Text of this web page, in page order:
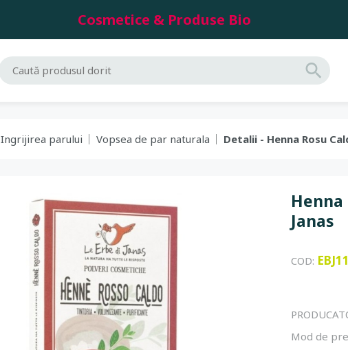
Cosmetice & Produse Bio
Ingrijirea parului Vopsea de par naturala Detalii - Henna Rosu
Henna
Janas
COD: EBJ11
Mod de